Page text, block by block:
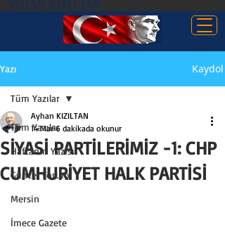
AYHAN KIZILTAN
Yazı Kaydol
Tüm Yazılar
Haftanın Yazısı
Güncel Yorum
Mersin
İmece Gazete
Tüm Yazılar
SİYASİ PARTİLERİMİZ -1: CHP
CUMHURİYET HALK PARTİSİ
Ayhan KIZILTAN
14 Mar 6 dakikada okunur